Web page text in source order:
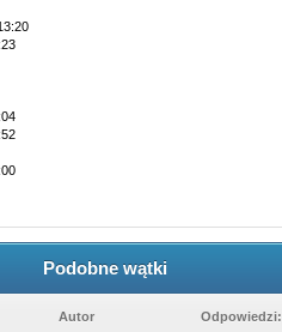
Podobne wątki
Autor Odpowiedzi: